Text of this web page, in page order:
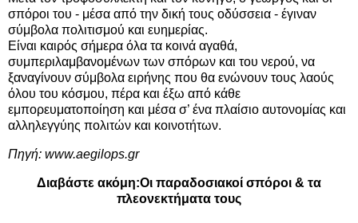
σπόροι του - μέσα από την δική τους οδύσσεια - έγιναν
σύμβολα πολιτισμού και ευημερίας.
Είναι καιρός σήμερα όλα τα κοινά αγαθά,
συμπεριλαμβανομένων των σπόρων και του νερού, να
ξαναγίνουν σύμβολα ειρήνης που θα ενώνουν τους λαούς
όλου του κόσμου, πέρα και έξω από κάθε
εμπορευματοποίηση και μέσα σ’ ένα πλαίσιο αυτονομίας και
αλληλεγγύης πολιτών και κοινοτήτων.
Πηγή: www.aegilops.gr
Διαβάστε ακόμη:Οι παραδοσιακοί σπόροι & τα
πλεονεκτήματα τους